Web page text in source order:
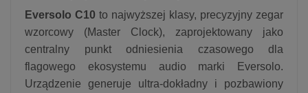
Eversolo C10 to najwyższej klasy, precyzyjny zegar
wzorcowy (Master Clock), zaprojektowany jako
centralny punkt odniesienia czasowego dla
flagowego ekosystemu audio marki Eversolo.
Urządzenie generuje ultra-dokładny i pozbawiony